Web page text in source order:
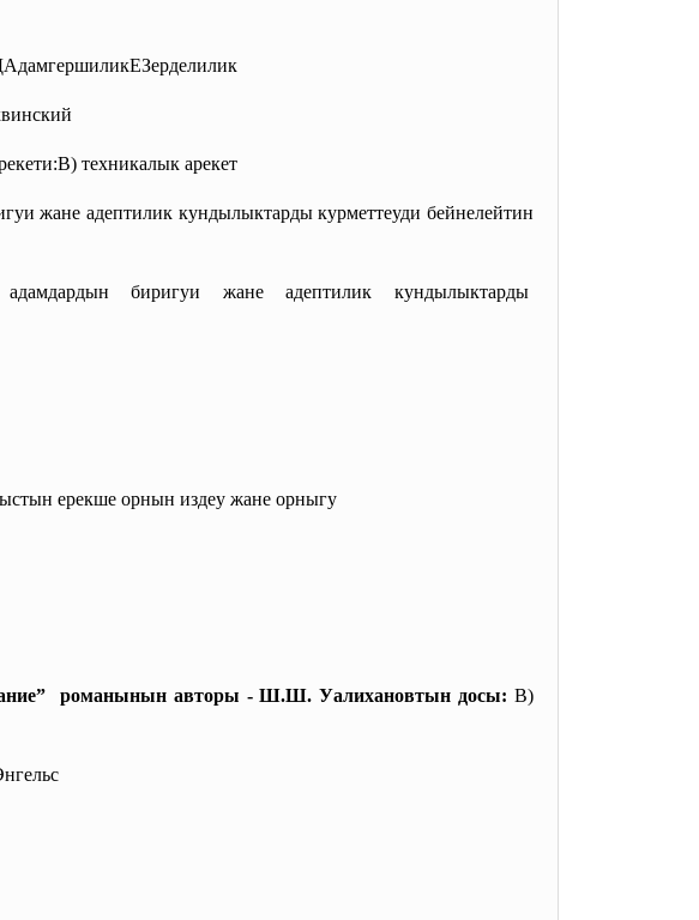
к
техникалык арекет
жане адептилик кундылыктарды курметтеуди бейнелейтин
адамдардын биригуи жане адептилик кундылыктарды
ерекше орнын издеу жане орныгу
романынын авторы - Ш.Ш. Уалихановтын досы: B)